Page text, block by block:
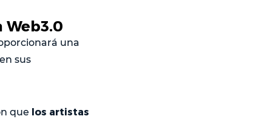
una
sus
que los artistas